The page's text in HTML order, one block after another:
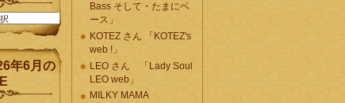
年6月の
Bass そして・たまにベ
ース」
KOTEZ さん 「KOTEZ's
web !」
LEO さん 「Lady Soul
LEO web」
MILKY MAMA